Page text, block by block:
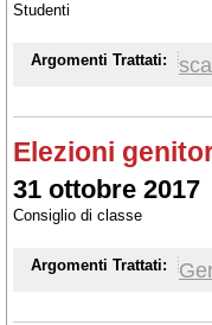
Studenti
Argomenti Trattati:
Elezioni
31 ottobre 2017
Consiglio di classe
Argomenti Trattati: